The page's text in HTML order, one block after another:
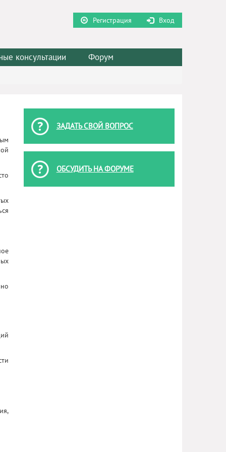
Регистрация Вход
консультации Форум
ЗАДАТЬ СВОЙ ВОПРОС
ОБСУДИТЬ НА ФОРУМЕ